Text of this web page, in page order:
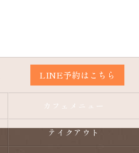
LINE予約はこちら
カフェメニュー
テイクアウト